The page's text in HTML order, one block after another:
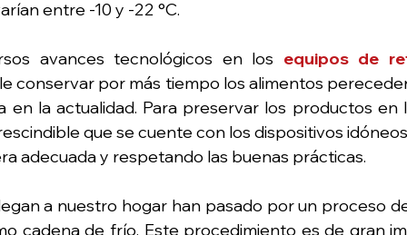
entre -10 y -22 °C.
avances tecnológicos en los equipos de
conservar por más tiempo los alimentos
en la actualidad. Para preservar los productos en
que se cuente con los dispositivos
adecuada y respetando las buenas prácticas.
a nuestro hogar han pasado por un proceso
cadena de frío. Este procedimiento es de gran